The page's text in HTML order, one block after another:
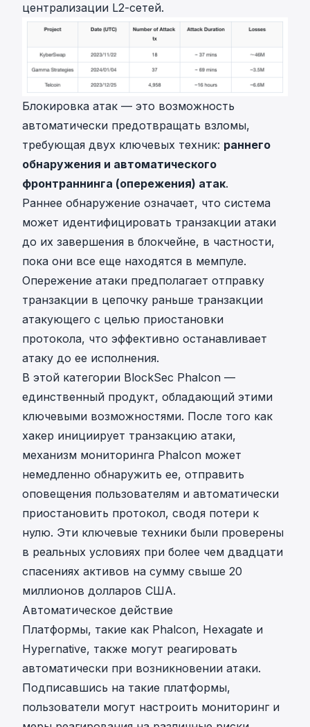
централизации L2-сетей.
Блокировка атак — это возможность
автоматически предотвращать взломы,
требующая двух ключевых техник: раннего
обнаружения и автоматического
фронтраннинга (опережения) атак.
Раннее обнаружение означает, что система
может идентифицировать транзакции атаки
до их завершения в блокчейне, в частности,
пока они все еще находятся в мемпуле.
Опережение атаки предполагает отправку
транзакции в цепочку раньше транзакции
атакующего с целью приостановки
протокола, что эффективно останавливает
атаку до ее исполнения.
В этой категории BlockSec Phalcon —
единственный продукт, обладающий этими
ключевыми возможностями. После того как
хакер инициирует транзакцию атаки,
механизм мониторинга Phalcon может
немедленно обнаружить ее, отправить
оповещения пользователям и автоматически
приостановить протокол, сводя потери к
нулю. Эти ключевые техники были проверены
в реальных условиях при более чем двадцати
спасениях активов на сумму свыше 20
миллионов долларов США.
Автоматическое действие
Платформы, такие как Phalcon, Hexagate и
Hypernative, также могут реагировать
автоматически при возникновении атаки.
Подписавшись на такие платформы,
пользователи могут настроить мониторинг и